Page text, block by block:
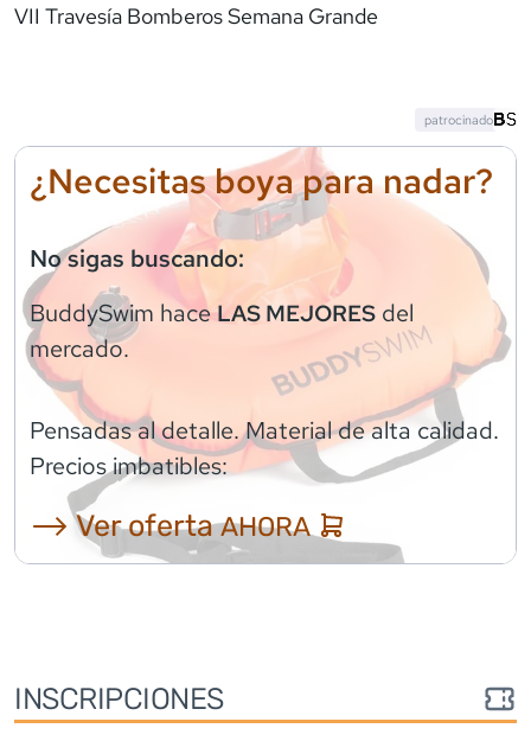
VII Travesía Bomberos Semana Grande
¿Necesitas boya para nadar?
No sigas buscando:
BuddySwim haceLAS MEJORES del
mercado.
Pensadas al detalle. Material de alta calidad.
Precios imbatibles:
⟶ Ver ofertaAHORA
patrocinado
INSCRIPCIONES